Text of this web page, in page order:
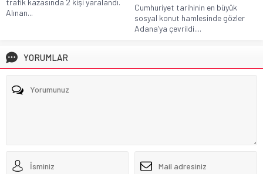
trafik kazasında 2 kişi yaralandı.
Alınan...
Cumhuriyet tarihinin en büyük
sosyal konut hamlesinde gözler
Adana’ya çevrildi....
YORUMLAR